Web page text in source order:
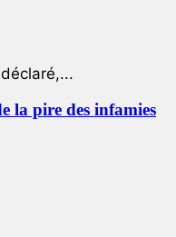
la pire des infamies